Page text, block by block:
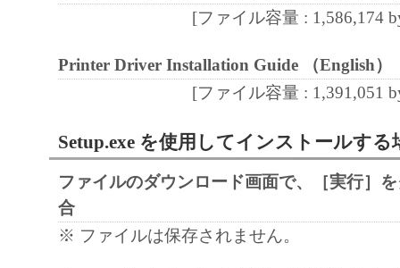
を条件とします。
するためのバックアップとして、「本ソフ
部、複製することができます。
ヤノンのライセンサーのいかなる知的財産
るいは許諾されるものではありません。
２．制限
[ファイル容量 : 1,586,174
Printer Driver Installation Guide （English）
[ファイル容量 : 1,391,051
Setup.exe を使用してインストールする
ファイルのダウンロード画面で、［実行］
合
※ ファイルは保存されません。